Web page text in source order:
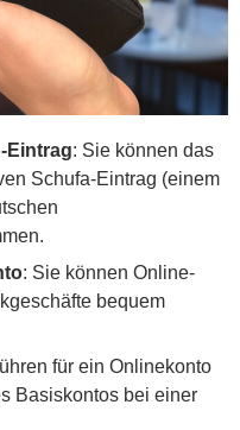
Eintrag: Sie können das
Schufa-Eintrag (einem
: Sie können Online-
bequem
für ein Onlinekonto
Basiskontos bei einer